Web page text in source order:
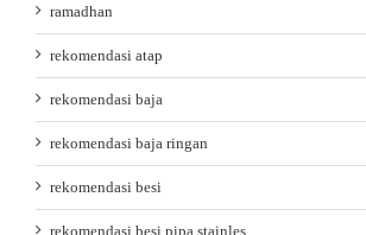
ramadhan
rekomendasi atap
rekomendasi baja
rekomendasi baja ringan
rekomendasi besi
rekomendasi besi pipa stainles